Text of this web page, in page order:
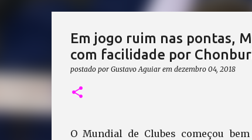
Em jogo ruim nas pontas,
com facilidade por
postado por Gustavo Aguiar em dezembro 04, 2018
O Mundial de Clubes começou